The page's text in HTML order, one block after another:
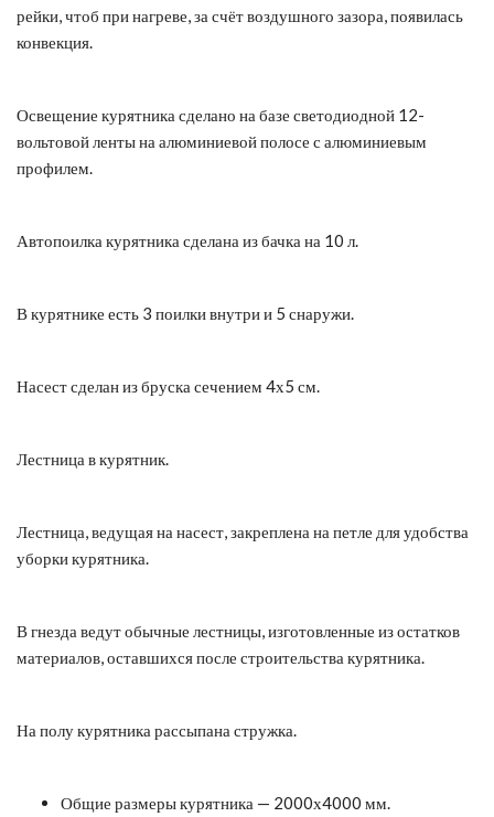
рейки, чтоб при нагреве, за счёт воздушного зазора, появилась
конвекция.
Освещение курятника сделано на базе светодиодной 12-
вольтовой ленты на алюминиевой полосе с алюминиевым
профилем.
Автопоилка курятника сделана из бачка на 10 л.
В курятнике есть 3 поилки внутри и 5 снаружи.
Насест сделан из бруска сечением 4х5 см.
Лестница в курятник.
Лестница, ведущая на насест, закреплена на петле для удобства
уборки курятника.
В гнезда ведут обычные лестницы, изготовленные из остатков
материалов, оставшихся после строительства курятника.
На полу курятника рассыпана стружка.
Общие размеры курятника — 2000х4000 мм.